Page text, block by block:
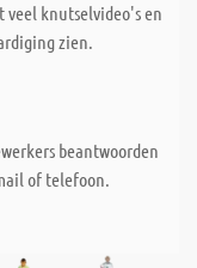
knutselvideo's en
zien.
beantwoorden
of telefoon.